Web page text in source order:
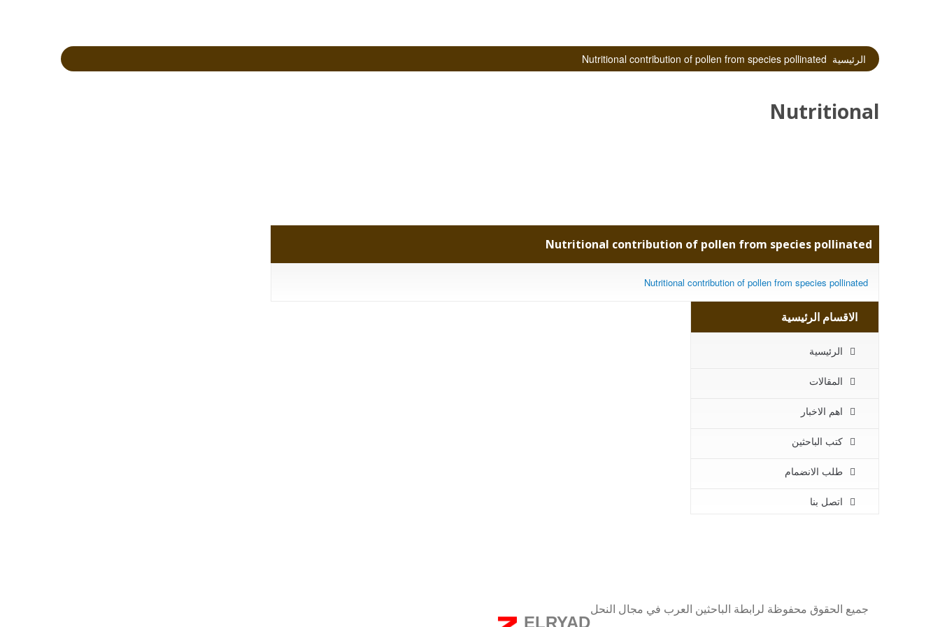
الرئيسية
Nutritional
pollinated
Nutritional contribution of pollen from species pollinated
Nutritional contribution of pollen from species pollinated
الاقسام الرئيسية
الرئيسية
المقالات
اهم الاخبار
كتب الباحثين
طلب الانضمام
اتصل بنا
جميع الحقوق محفوظة لرابطة الباحثين العرب في مجال النحل
ELRYAD